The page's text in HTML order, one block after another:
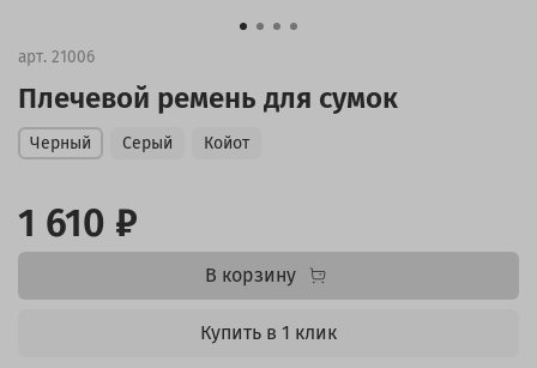
арт. 21006
Плечевой ремень для сумок
Черный Серый Койот
1 610 ₽
В корзину
Купить в 1 клик